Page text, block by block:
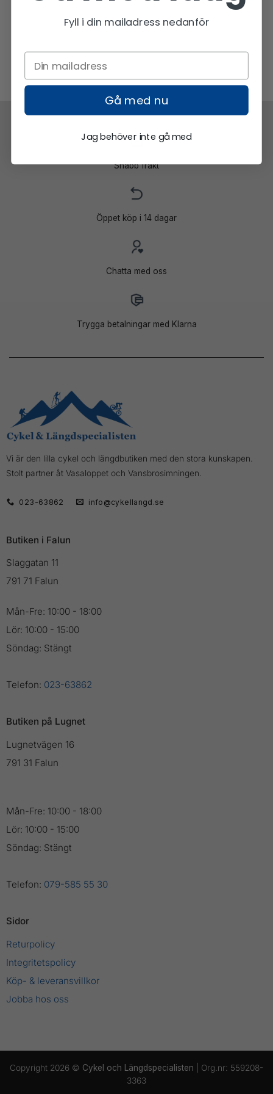
099 kr.
Snabb frakt
Öppet köp i 14 dagar
Chatta med oss
Trygga betalningar med Klarna
Vi är den lilla cykel och längdbutiken med den stora kunskapen.
Stolt partner åt Vasaloppet och Vansbrosimningen.
023-63862 info@cykellangd.se
Butiken i Falun
Slaggatan 11
791 71 Falun
Mån-Fre: 10:00 - 18:00
Lör: 10:00 - 15:00
Söndag: Stängt
Telefon: 023-63862
Butiken på Lugnet
Lugnetvägen 16
791 31 Falun
Mån-Fre: 10:00 - 18:00
Lör: 10:00 - 15:00
Söndag: Stängt
Telefon: 079-585 55 30
Sidor
Returpolicy
Integritetspolicy
Köp- & leveransvillkor
Jobba hos oss
Copyright 2026 © Cykel och Längdspecialisten | Org.nr: 559208-
3363
Fyll i din mailadress nedanför
Gå med nu
Jag behöver inte gå med